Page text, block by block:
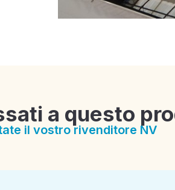
a questo
il vostro rivenditore NV